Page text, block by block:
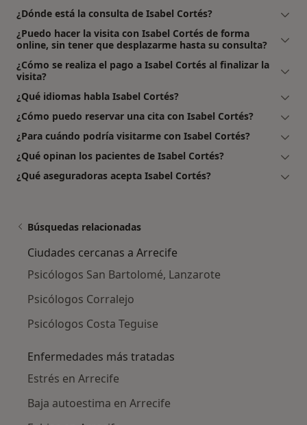
¿Dónde está la consulta de Isabel Cortés?
¿Puedo hacer la visita con Isabel Cortés de forma
online, sin tener que desplazarme hasta su consulta?
¿Cómo se realiza el pago a Isabel Cortés al finalizar la
visita?
¿Qué idiomas habla Isabel Cortés?
¿Cómo puedo reservar una cita con Isabel Cortés?
¿Para cuándo podría visitarme con Isabel Cortés?
¿Qué opinan los pacientes de Isabel Cortés?
¿Qué aseguradoras acepta Isabel Cortés?
Búsquedas relacionadas
Ciudades cercanas a Arrecife
Psicólogos San Bartolomé, Lanzarote
Psicólogos Corralejo
Psicólogos Costa Teguise
Enfermedades más tratadas
Estrés en Arrecife
Baja autoestima en Arrecife